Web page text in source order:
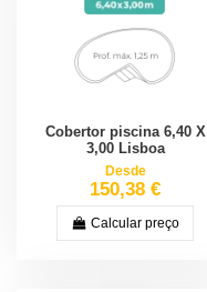
Cobertor piscina 6,40 X
3,00 Lisboa
Desde
150,38 €
Calcular preço